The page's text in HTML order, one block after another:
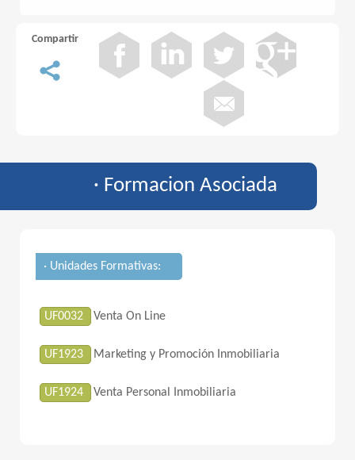
Compartir
· Formacion Asociada
· Unidades Formativas:
UF0032 Venta On Line
UF1923 Marketing y Promoción Inmobiliaria
UF1924 Venta Personal Inmobiliaria